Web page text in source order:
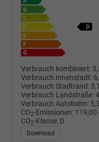
Verbrauch kombiniert:
Verbrauch Innenstadt:
Verbrauch Stadtrand:
Verbrauch Landstraße:
Verbrauch Autobahn:
CO2-Emissionen:
CO2-Klasse: D
Download